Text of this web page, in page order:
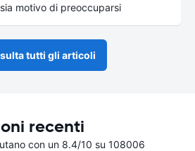
motivo di preoccuparsi
tutti gli articoli
recenti
con un 8.4/10 su 108006